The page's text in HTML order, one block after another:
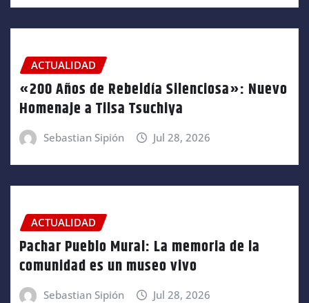
ACTUALIDAD
«200 Años de Rebeldía Silenciosa»: Nuevo
Homenaje a Tilsa Tsuchiya
Sebastian Sipión Jul 28, 2026
ACTUALIDAD
Pachar Pueblo Mural: La memoria de la
comunidad es un museo vivo
Sebastian Sipión Jul 28, 2026